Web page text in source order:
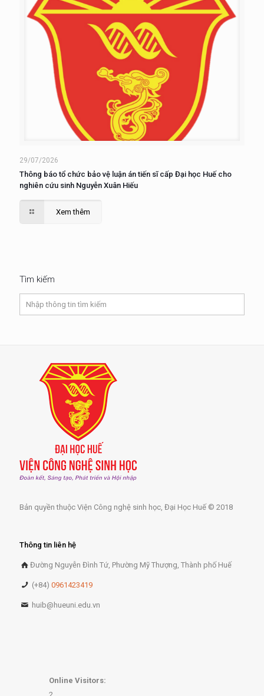
29/07/2026
Thông báo tổ chức bảo vệ luận án tiến sĩ cấp Đại học Huế cho
nghiên cứu sinh Nguyễn Xuân Hiếu
Xem thêm
Tìm kiếm
Bản quyền thuộc Viện Công nghệ sinh học, Đại Học Huế © 2018
Thông tin liên hệ
Đường Nguyễn Đình Tứ, Phường Mỹ Thượng, Thành phố Huế
(+84)0961423419
huib@hueuni.edu.vn
Online Visitors:
2